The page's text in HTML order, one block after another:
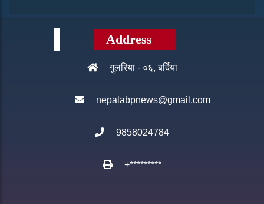
Address
गुलरिया - ०६, बर्दिया
nepalabpnews@gmail.com
9858024784
+*********